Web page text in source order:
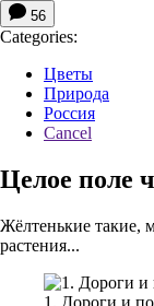
56
Categories:
Цветы
Природа
Россия
Cancel
Целое поле
Жёлтенькие такие,
растения...
1. Дороги и